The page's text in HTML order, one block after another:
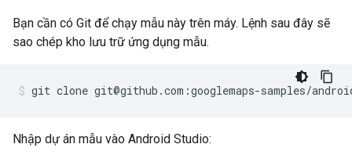
Bạn cần có Git để chạy mẫu này trên máy. Lệnh sau đây sẽ
sao chép kho lưu trữ ứng dụng mẫu.
git clone git@github.com:googlemaps-samples/
Nhập dự án mẫu vào Android Studio: